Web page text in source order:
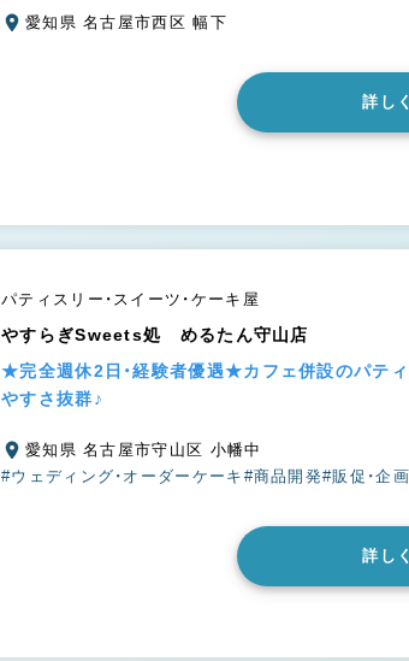
愛知県 名古屋市西区 幅下
詳し
パティスリー・スイーツ・ケーキ屋
やすらぎSweets処 めるたん守山店
★完全週休2日・経験者優遇★カフェ併設のパテ
やすさ抜群♪
愛知県 名古屋市守山区 小幡中
#ウェディング・オーダーケーキ #商品開発#販促・企画
詳し